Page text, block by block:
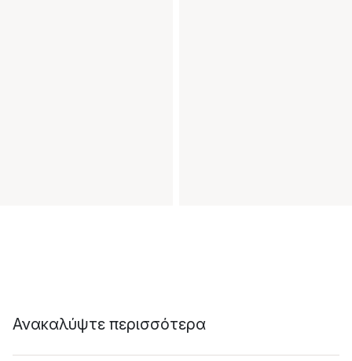
Ανακαλύψτε περισσότερα